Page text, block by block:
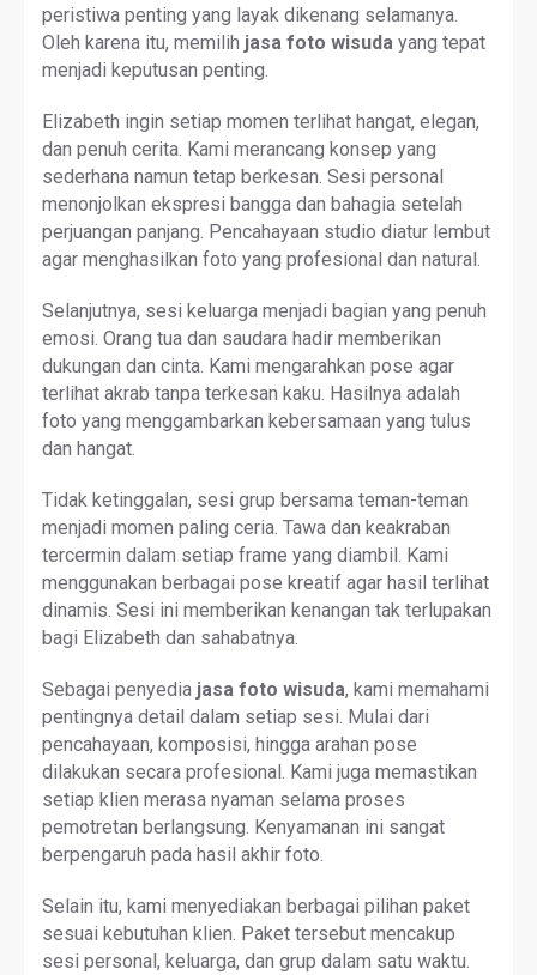
peristiwa penting yang layak dikenang selamanya.
Oleh karena itu, memilih jasa foto wisuda yang tepat
menjadi keputusan penting.
Elizabeth ingin setiap momen terlihat hangat, elegan,
dan penuh cerita. Kami merancang konsep yang
sederhana namun tetap berkesan. Sesi personal
menonjolkan ekspresi bangga dan bahagia setelah
perjuangan panjang. Pencahayaan studio diatur lembut
agar menghasilkan foto yang profesional dan natural.
Selanjutnya, sesi keluarga menjadi bagian yang penuh
emosi. Orang tua dan saudara hadir memberikan
dukungan dan cinta. Kami mengarahkan pose agar
terlihat akrab tanpa terkesan kaku. Hasilnya adalah
foto yang menggambarkan kebersamaan yang tulus
dan hangat.
Tidak ketinggalan, sesi grup bersama teman-teman
menjadi momen paling ceria. Tawa dan keakraban
tercermin dalam setiap frame yang diambil. Kami
menggunakan berbagai pose kreatif agar hasil terlihat
dinamis. Sesi ini memberikan kenangan tak terlupakan
bagi Elizabeth dan sahabatnya.
Sebagai penyedia jasa foto wisuda, kami memahami
pentingnya detail dalam setiap sesi. Mulai dari
pencahayaan, komposisi, hingga arahan pose
dilakukan secara profesional. Kami juga memastikan
setiap klien merasa nyaman selama proses
pemotretan berlangsung. Kenyamanan ini sangat
berpengaruh pada hasil akhir foto.
Selain itu, kami menyediakan berbagai pilihan paket
sesuai kebutuhan klien. Paket tersebut mencakup
sesi personal, keluarga, dan grup dalam satu waktu.